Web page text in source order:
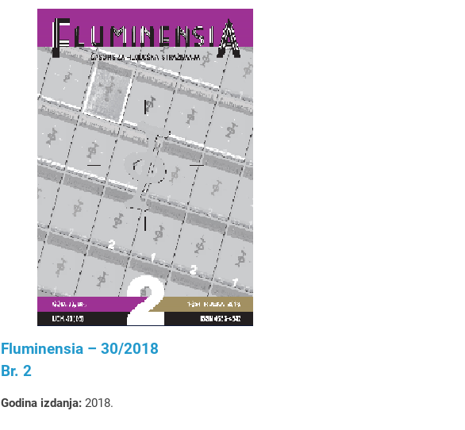
Fluminensia – 30/2018
Br. 2
Godina izdanja:2018.